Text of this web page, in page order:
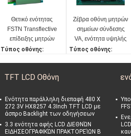
Θετικό ενότητας
FSTN Transflective
επίδειξης μητρών
σημείων ψηφίσματος
Τύπος οθόνης:
Ολοκληρωμένο κύκλ
UC1611S
μέθοδος κίνησης:
1/160 καθήκον, 1/12 π
ροκατάληψη
Ζέβρα οθόνη μητρών
σημείων σύνδεσης
VA, ενότητα υψηλής
ανάλυσης LCD των
Τύπος οθόνης:
Τάση λειτουργίας:
Ολοκληρωμένο κύκλ
ωμα κίνησης:
HT1621
Τύπος σύνδεσης:
TFT LCD Οθόνη
Ενότητα παράλληλη διεπαφή 480 X
272 3V HX8257 4.3Inch TFT LCD με
άσπρο Backlight των οδηγήσεων
3.3 ενότητα αφής LCD ΔΙΕΘΝΏΝ
ΕΙΔΗΣΕΟΓΡΑΦΙΚΏΝ ΠΡΑΚΤΟΡΕΊΩΝ Β